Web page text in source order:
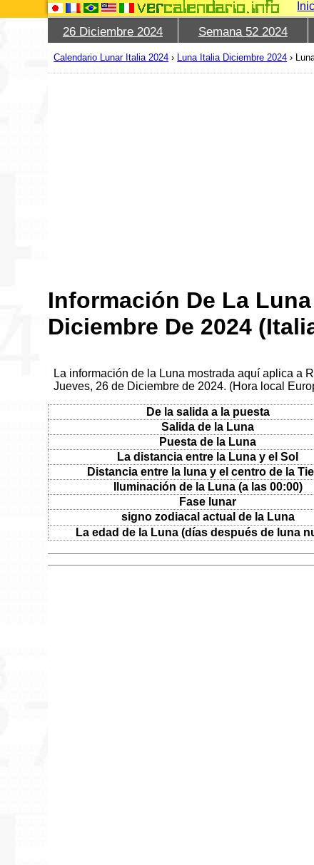
26 Diciembre 2024 Semana 52 2024
Calendario Lunar Italia 2024 › Luna Italia Diciembre 2024 ›
Información De La Luna
Diciembre De 2024
La información de la Luna mostrada aquí aplica a
Jueves, 26 de Diciembre de 2024. (Hora local
De la salida a la puesta
Salida de la Luna
Puesta de la Luna
La distancia entre la Luna y el Sol
Distancia entre la luna y el centro de la
Iluminación de la Luna (a las 00:00)
Fase lunar
signo zodiacal actual de la Luna
La edad de la Luna (días después de luna